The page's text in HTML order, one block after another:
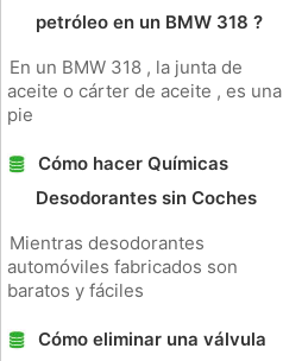
petróleo en un BMW 318 ?
En un BMW 318 , la junta de
aceite o cárter de aceite , es una
pie
Cómo hacer Químicas
Desodorantes sin Coches
Mientras desodorantes
automóviles fabricados son
baratos y fáciles
Cómo eliminar una válvula